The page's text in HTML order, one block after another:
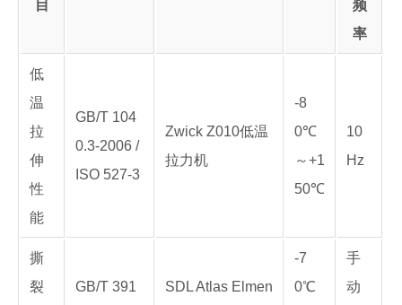
目
频
率
低
温
拉
伸
性
能
GB/T 104
0.3-2006 /
ISO 527-3
Zwick Z010低温
拉力机
-8
0℃
～+1
50℃
10
Hz
撕
裂
GB/T 391
SDL Atlas Elmen
-7
0℃
手
动